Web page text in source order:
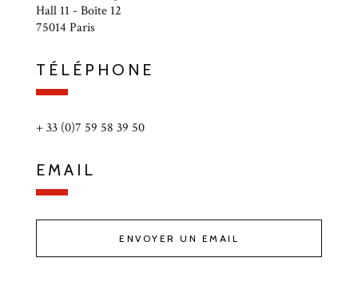
Hall 11 - Boîte 12
75014 Paris
TÉLÉPHONE
+ 33 (0)7 59 58 39 50
EMAIL
ENVOYER UN EMAIL